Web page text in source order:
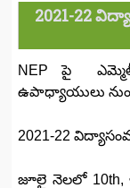
2021-22
NEP పై
ఉపాధ్యాయులు
2021-22
జూలై నెలలో 10th,